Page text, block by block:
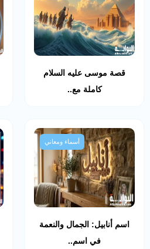
قصة موسى عليه السلام
كاملة مع..
أسماء ومعاني
اسم أنابيل: الجمال والنعمة
في اسم..